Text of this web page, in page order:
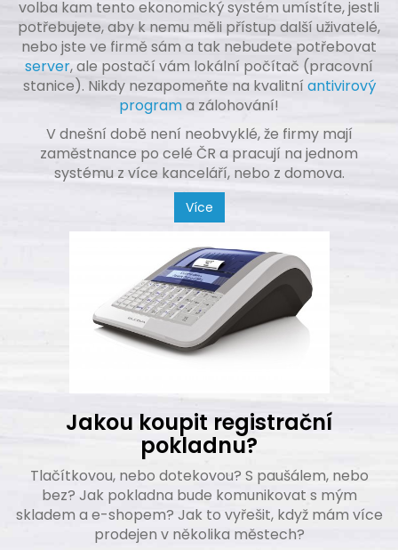
volba kam tento ekonomický systém umístíte, jestli
potřebujete, aby k nemu měli přístup další uživatelé,
nebo jste ve firmě sám a tak nebudete potřebovat
server, ale postačí vám lokální počítač (pracovní
stanice). Nikdy nezapomeňte na kvalitní antivirový
programa zálohování!
V dnešní době není neobvyklé, že firmy mají
zaměstnance po celé ČR a pracují na jednom
systému z více kanceláří, nebo z domova.
Více
Jakou koupit registrační
pokladnu?
Tlačítkovou, nebo dotekovou? S paušálem, nebo
bez? Jak pokladna bude komunikovat s mým
skladem a e-shopem? Jak to vyřešit, když mám více
prodejen v několika městech?